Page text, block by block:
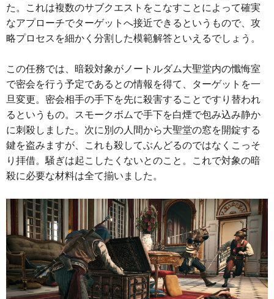
た。これは複数のサブクエストをこなすことによって確実
なアプローチでターゲットへ接近できるというもので、攻
略プロセスを細かく分割した模範解答といえるでしょう。
この任務では、暗殺対象がノートルダム大聖堂内の懺悔室
で密会を行う予定であるとの情報を得て、ターゲットを一
旦変更。密会相手の手下を先に殺害することですり替われ
るというもの。スモークボムで手下を白煙で包み込み静か
に刺殺しました。次に別の人間から大聖堂の窓を開錠する
鍵を盗みますが、これも殺してぶんどるのではなくこっそ
り拝借。騒ぎは起こしたくないとのこと。これで対象の暗
殺に必要な材料は全て揃いました。